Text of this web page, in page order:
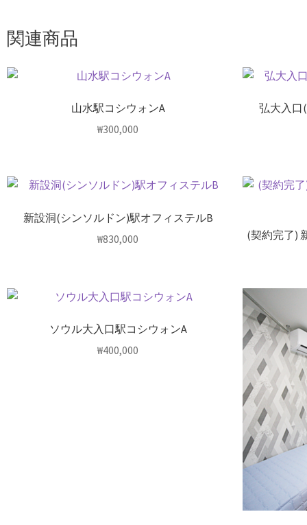
関連商品
山水駅コシウォンA
₩300,000
弘大入口
新設洞(シンソルドン)駅オフィステルB
₩830,000 (契約完了)
ソウル大入口駅コシウォンA
₩400,000